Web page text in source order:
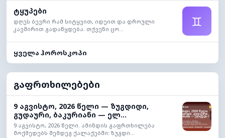
ტყუპები
დღეს ბევრი რამ სიტყვით, იდეით და დროული
კავშირით გადაწყდება. თქვენი ცო...
♊
ყველა ჰოროსკოპი
გაფრთხილებები
9 აგვისტო, 2026 წელი — ზუგდიდი,
გუდაური, ბაკურიანი — ელ...
9 აგვისტო, 2026 წელი. ამინდის გაფრთხილება
მოქმედებს შემდეგ ქალაქებში: ზუგდი...